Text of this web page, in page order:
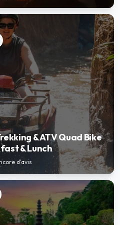
& ATV Quad Bike
& Lunch
d'avis